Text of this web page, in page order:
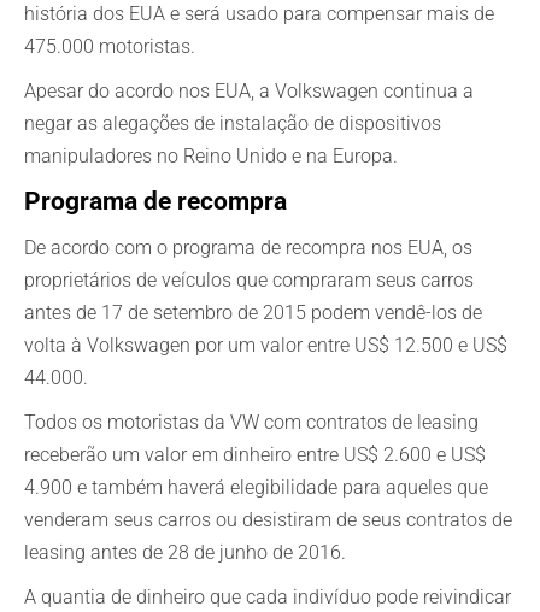
história dos EUA e será usado para compensar mais de
475.000 motoristas.
Apesar do acordo nos EUA, a Volkswagen continua a
negar as alegações de instalação de dispositivos
manipuladores no Reino Unido e na Europa.
Programa de recompra
De acordo com o programa de recompra nos EUA, os
proprietários de veículos que compraram seus carros
antes de 17 de setembro de 2015 podem vendê-los de
volta à Volkswagen por um valor entre US$ 12.500 e US$
44.000.
Todos os motoristas da VW com contratos de leasing
receberão um valor em dinheiro entre US$ 2.600 e US$
4.900 e também haverá elegibilidade para aqueles que
venderam seus carros ou desistiram de seus contratos de
leasing antes de 28 de junho de 2016.
A quantia de dinheiro que cada indivíduo pode reivindicar